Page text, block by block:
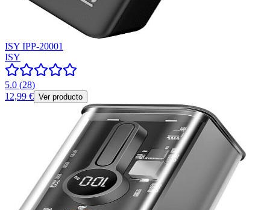
ISY IPP-20001
ISY
5.0 (28)
12,99 € Ver producto